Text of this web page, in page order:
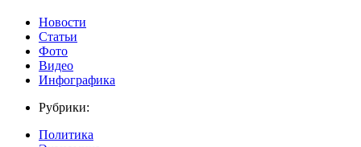
Новости
Статьи
Фото
Видео
Инфографика
Рубрики:
Политика